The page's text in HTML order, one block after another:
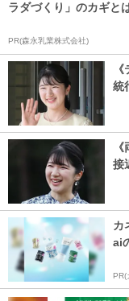
ラダづくり」のカギと
PR(森永乳業株式会社)
統
接
カ
ai
PR(